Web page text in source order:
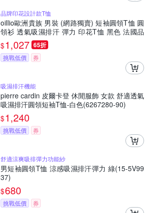
品牌印花設計款T恤
oillio歐洲貴族 男裝 (網路獨賣) 短袖圓領T恤 圓
領衫 透氣吸濕排汗 彈力 印花T恤 黑色 法國品
牌
$1,027 65折
挑戰低價 券
吸濕排汗機能
pierre cardin 皮爾卡登 休閒服飾 女款 舒適透氣
吸濕排汗圓領短袖T恤-白色(6267280-90)
$1,240
挑戰低價 券
舒適涼爽吸排彈力功能紗
男短袖圓領T恤 涼感吸濕排汗彈力 綠(15-5V99
37)
$680
挑戰低價 券